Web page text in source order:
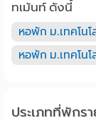
ทเม้นท์ ดังนี้
หอพัก ม.เทคโนโ
หอพัก ม.เทคโนโ
ประเภทที่พักร